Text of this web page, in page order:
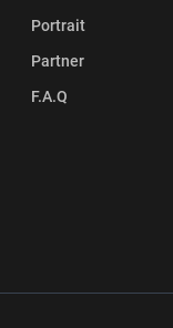
Portrait
Partner
F.A.Q